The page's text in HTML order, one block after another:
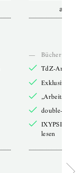
ab
—
Bücher online
TdZ-Artikel
Exklusive
double-
lesen